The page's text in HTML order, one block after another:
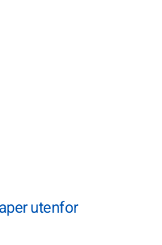
utenfor